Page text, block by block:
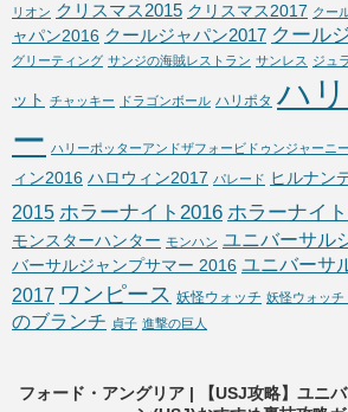
リオン クリスマス2015 クリスマス2017 クー
ャパン2016 クールジャパン2017 クール
グリーティング サンジの海賊レストラン サンレス ジュ
ット チャッキー ドラゴンボール ハリポタ ハ
ー ハリーポッターアンドザフォービドゥンジャーニー
ィン2016 ハロウィン2017 パレード ヒルナン
2015 ホラーナイト2016 ホラーナイ
モンスターハンター モンハン ユニバーサル
バーサルジャンプサマー 2016 ユニバーサ
2017 ワンピース 妖怪ウォッチ 妖怪ウォッ
のブランチ 貞子 進撃の巨人
フォード・アングリア | 【USJ攻略】ユニ